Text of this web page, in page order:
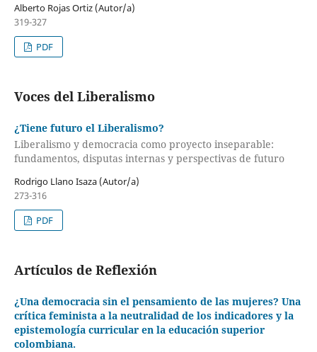
Alberto Rojas Ortiz (Autor/a)
319-327
PDF
Voces del Liberalismo
¿Tiene futuro el Liberalismo?
Liberalismo y democracia como proyecto inseparable:
fundamentos, disputas internas y perspectivas de futuro
Rodrigo Llano Isaza (Autor/a)
273-316
PDF
Artículos de Reflexión
¿Una democracia sin el pensamiento de las mujeres? Una
crítica feminista a la neutralidad de los indicadores y la
epistemología curricular en la educación superior
colombiana.